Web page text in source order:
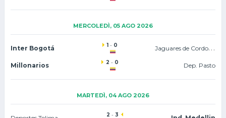
MERCOLEDÌ, 05 AGO 2026
Inter Bogotá 1 - 0 Jaguares de Cordoba
Millonarios 2 - 0 Dep. Pasto
MARTEDÌ, 04 AGO 2026
2 - 3